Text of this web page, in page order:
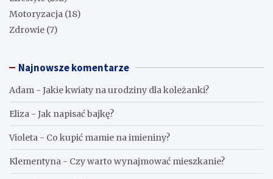
Motoryzacja (18)
Zdrowie (7)
Najnowsze komentarze
Adam - Jakie kwiaty na urodziny dla koleżanki?
Eliza - Jak napisać bajkę?
Violeta - Co kupić mamie na imieniny?
Klementyna - Czy warto wynajmować mieszkanie?